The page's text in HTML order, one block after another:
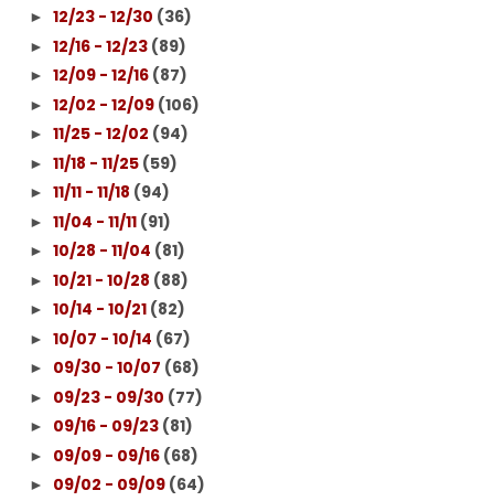
► 12/23 - 12/30 (36)
► 12/16 - 12/23 (89)
► 12/09 - 12/16 (87)
► 12/02 - 12/09 (106)
► 11/25 - 12/02 (94)
► 11/18 - 11/25 (59)
► 11/11 - 11/18 (94)
► 11/04 - 11/11 (91)
► 10/28 - 11/04 (81)
► 10/21 - 10/28 (88)
► 10/14 - 10/21 (82)
► 10/07 - 10/14 (67)
► 09/30 - 10/07 (68)
► 09/23 - 09/30 (77)
► 09/16 - 09/23 (81)
► 09/09 - 09/16 (68)
► 09/02 - 09/09 (64)